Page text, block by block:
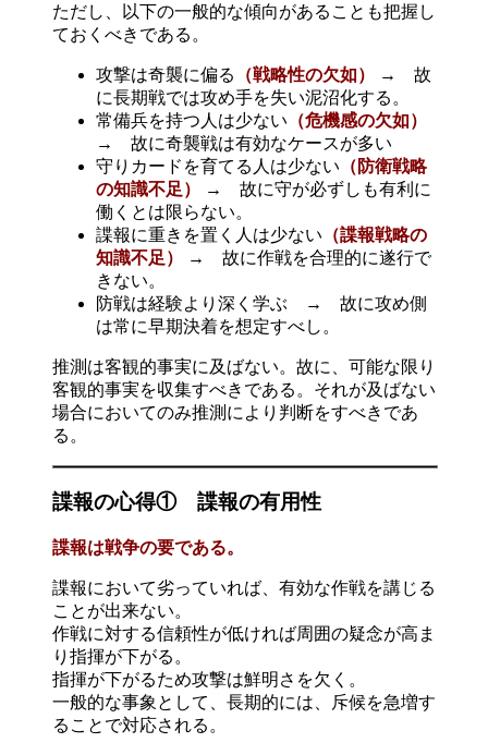
ただし、以下の一般的な傾向があることも把握し
ておくべきである。
攻撃は奇襲に偏る （戦略性の欠如）
→ 故
に長期戦では攻め手を失い泥沼化する。
常備兵を持つ人は少ない （危機感の欠如）
→ 故に奇襲戦は有効なケースが多い
守りカードを育てる人は少ない （防衛戦略
の知識不足）
→ 故に守が必ずしも有利に
働くとは限らない。
諜報に重きを置く人は少ない （諜報戦略の
知識不足）
→ 故に作戦を合理的に遂行で
きない。
防戦は経験より深く学ぶ → 故に攻め側
は常に早期決着を想定すべし。
推測は客観的事実に及ばない。故に、可能な限り
客観的事実を収集すべきである。それが及ばない
場合においてのみ推測により判断をすべきであ
る。
諜報の心得① 諜報の有用性
諜報は戦争の要である。
諜報において劣っていれば、有効な作戦を講じる
ことが出来ない。
作戦に対する信頼性が低ければ周囲の疑念が高ま
り指揮が下がる。
指揮が下がるため攻撃は鮮明さを欠く。
一般的な事象として、長期的には、斥候を急増す
ることで対応される。